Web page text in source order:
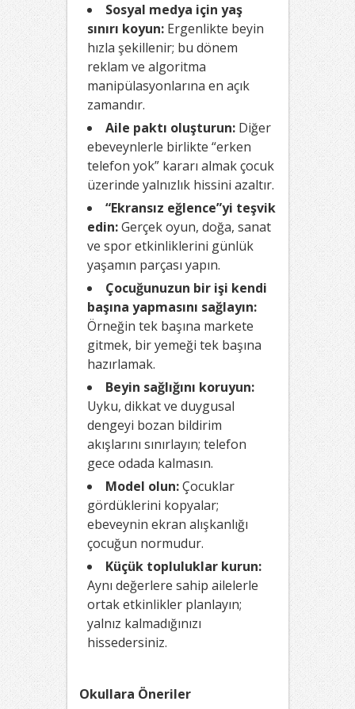
Sosyal medya için yaş
sınırı koyun:Ergenlikte beyin
hızla şekillenir; bu dönem
reklam ve algoritma
manipülasyonlarına en açık
zamandır.
Aile paktı oluşturun:Diğer
ebeveynlerle birlikte “erken
telefon yok” kararı almak çocuk
üzerinde yalnızlık hissini azaltır.
“Ekransız eğlence”yi teşvik
edin:Gerçek oyun, doğa, sanat
ve spor etkinliklerini günlük
yaşamın parçası yapın.
Çocuğunuzun bir işi kendi
başına yapmasını sağlayın:
Örneğin tek başına markete
gitmek, bir yemeği tek başına
hazırlamak.
Beyin sağlığını koruyun:
Uyku, dikkat ve duygusal
dengeyi bozan bildirim
akışlarını sınırlayın; telefon
gece odada kalmasın.
Model olun:Çocuklar
gördüklerini kopyalar;
ebeveynin ekran alışkanlığı
çocuğun normudur.
Küçük topluluklar kurun:
Aynı değerlere sahip ailelerle
ortak etkinlikler planlayın;
yalnız kalmadığınızı
hissedersiniz.
Okullara Öneriler